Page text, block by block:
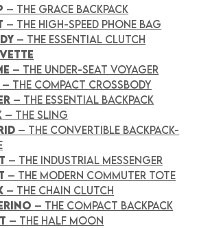
– THE GRACE BACKPACK
– THE HIGH-SPEED PHONE BAG
– THE ESSENTIAL CLUTCH
– THE UNDER-SEAT VOYAGER
– THE COMPACT CROSSBODY
– THE ESSENTIAL BACKPACK
– THE SLING
– THE CONVERTIBLE BACKPACK-
– THE INDUSTRIAL MESSENGER
– THE MODERN COMMUTER TOTE
– THE CHAIN CLUTCH
– THE COMPACT BACKPACK
– THE HALF MOON